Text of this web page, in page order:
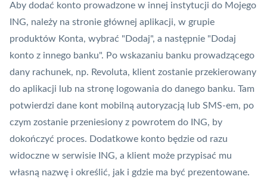
Aby dodać konto prowadzone w innej instytucji do Mojego
ING, należy na stronie głównej aplikacji, w grupie
produktów Konta, wybrać "Dodaj", a następnie "Dodaj
konto z innego banku". Po wskazaniu banku prowadzącego
dany rachunek, np. Revoluta, klient zostanie przekierowany
do aplikacji lub na stronę logowania do danego banku. Tam
potwierdzi dane kont mobilną autoryzacją lub SMS-em, po
czym zostanie przeniesiony z powrotem do ING, by
dokończyć proces. Dodatkowe konto będzie od razu
widoczne w serwisie ING, a klient może przypisać mu
własną nazwę i określić, jak i gdzie ma być prezentowane.